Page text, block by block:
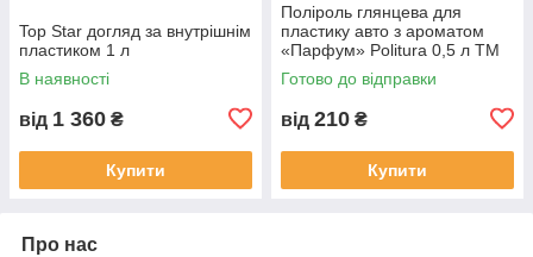
Top Star догляд за внутрішнім
пластиком 1 л
В наявності
від 1 360 ₴
Купити
Поліроль глянцева для
пластику авто з ароматом
«Парфум» Politura 0,5 л ТМ
OYA
Готово до відправки
від 210 ₴
Купити
Про нас